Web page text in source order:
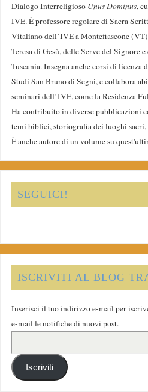
Dialogo Interreligioso Unus Dominus,
IVE. È professore regolare di Sacra
Vitaliano dell’IVE a Montefiascone
Teresa di Gesù, delle Serve del Signore
Tuscania. Insegna anche corsi di
Studi San Bruno di Segni, e collabora
seminari dell’IVE, come la Residenza
Ha contribuito in diverse pubblicazioni
temi biblici, storiografia dei luoghi
È anche autore di un volume su
SEGUICI!
ISCRIVITI AL BLOG
Inserisci il tuo indirizzo e-mail per
e-mail le notifiche di nuovi post.
Iscriviti